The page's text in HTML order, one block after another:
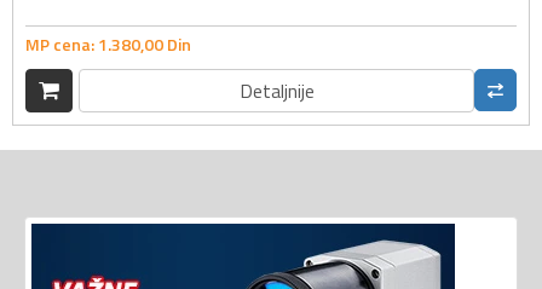
MP cena:1.380,00Din
Detaljnije